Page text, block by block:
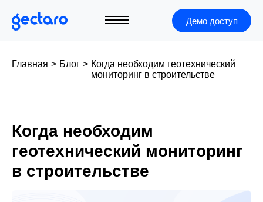
Демо доступ
Главная > Блог > Когда необходим геотехнический
мониторинг в строительстве
Когда необходим
геотехнический мониторинг
в строительстве